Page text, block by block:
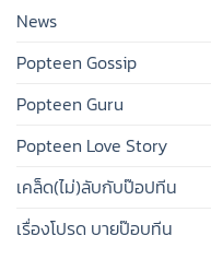
News
Popteen Gossip
Popteen Guru
Popteen Love Story
เคล็ด(ไม่)ลับกับป๊อปทีน
เรื่องโปรด บายป๊อบทีน